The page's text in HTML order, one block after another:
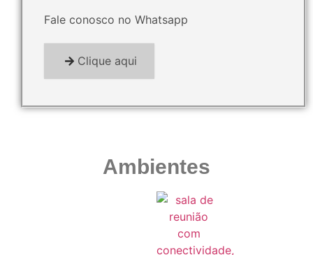
Fale conosco no Whatsapp
Clique aqui
Ambientes